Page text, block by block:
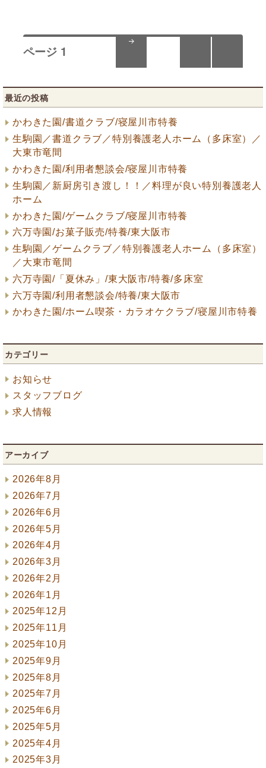
投
ナ
ビ
ゲ
ー
シ
ョ
ン
ページ 1
ペー
最近の投稿
かわきた園/書道クラブ/寝屋川市特養
生駒園／書道クラブ／特別養護老人ホーム（多床室）／
大東市竜間
かわきた園/利用者懇談会/寝屋川市特養
生駒園／新厨房引き渡し！！／料理が良い特別養護老人
ホーム
かわきた園/ゲームクラブ/寝屋川市特養
六万寺園/お菓子販売/特養/東大阪市
生駒園／ゲームクラブ／特別養護老人ホーム（多床室）
／大東市竜間
六万寺園/「夏休み」/東大阪市/特養/多床室
六万寺園/利用者懇談会/特養/東大阪市
かわきた園/ホーム喫茶・カラオケクラブ/寝屋川市特養
カテゴリー
お知らせ
スタッフブログ
求人情報
アーカイブ
2026年8月
2026年7月
2026年6月
2026年5月
2026年4月
2026年3月
2026年2月
2026年1月
2025年12月
2025年11月
2025年10月
2025年9月
2025年8月
2025年7月
2025年6月
2025年5月
2025年4月
2025年3月